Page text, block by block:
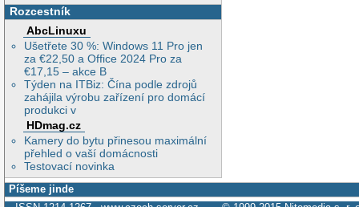
Rozcestník
AbcLinuxu
Ušetřete 30 %: Windows 11 Pro jen
za €22,50 a Office 2024 Pro za
€17,15 – akce B
Týden na ITBiz: Čína podle zdrojů
zahájila výrobu zařízení pro domácí
produkci v
HDmag.cz
Kamery do bytu přinesou maximální
přehled o vaší domácnosti
Testovací novinka
Píšeme jinde